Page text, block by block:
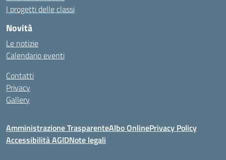
I progetti delle classi
Novità
Le notizie
Calendario eventi
Contatti
Privacy
Gallery
Amministrazione TrasparenteAlbo OnlinePrivacy Policy
Accessibilità AGIDNote legali